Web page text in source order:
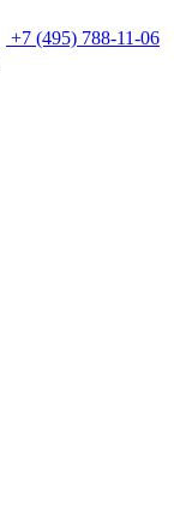
+7 (495) 788-11-06